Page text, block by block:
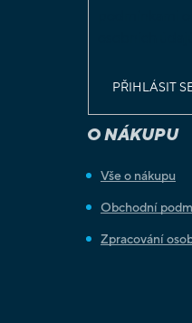
PŘIHLÁSIT
O NÁKUPU
Vše o nákupu
Obchodní
Zpracování